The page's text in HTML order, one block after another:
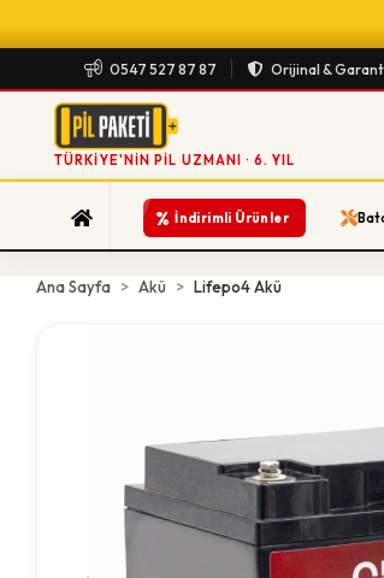
0547 527 87 87 Orijinal &
TÜRKIYE'NIN PIL UZMANI · 6. YIL
% İndirimli Ürünler
Ana Sayfa Akü Lifepo4 Akü